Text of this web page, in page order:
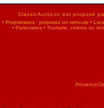
ClassicAutoLoc est proposé
• Proprietaires : proposez un vehicule •
• Partenaires• Tourisme, cinéma ou